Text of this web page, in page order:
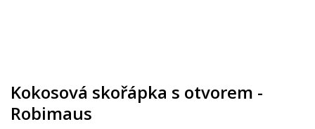
Kokosová skořápka s otvorem -
Robimaus